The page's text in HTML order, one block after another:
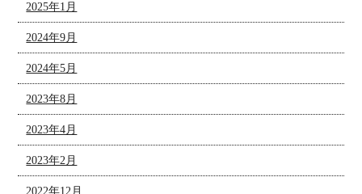
2025年1月
2024年9月
2024年5月
2023年8月
2023年4月
2023年2月
2022年12月